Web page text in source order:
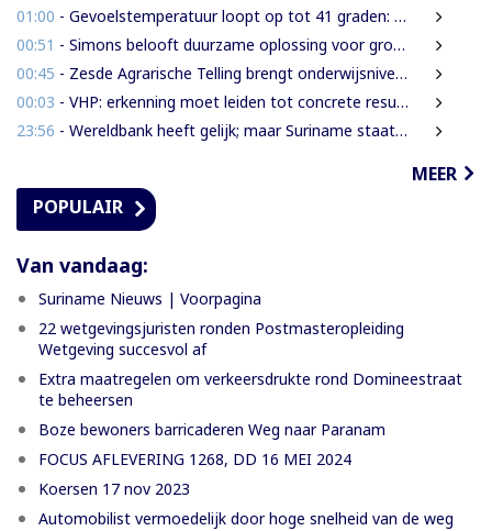
01:00 - Gevoelstemperatuur loopt op tot 41 graden: waarschuwing voor hittestress in Suriname
00:51 - Simons belooft duurzame oplossing voor grondenrechtenvraagstuk
00:45 - Zesde Agrarische Telling brengt onderwijsniveau landbouwers in kaart
00:03 - VHP: erkenning moet leiden tot concrete resultaten
23:56 - Wereldbank heeft gelijk; maar Suriname staat voor een grotere uitdaging
MEER
POPULAIR
Van vandaag:
Suriname Nieuws | Voorpagina
22 wetgevingsjuristen ronden Postmasteropleiding
Wetgeving succesvol af
Extra maatregelen om verkeersdrukte rond Domineestraat
te beheersen
Boze bewoners barricaderen Weg naar Paranam
FOCUS AFLEVERING 1268, DD 16 MEI 2024
Koersen 17 nov 2023
Automobilist vermoedelijk door hoge snelheid van de weg